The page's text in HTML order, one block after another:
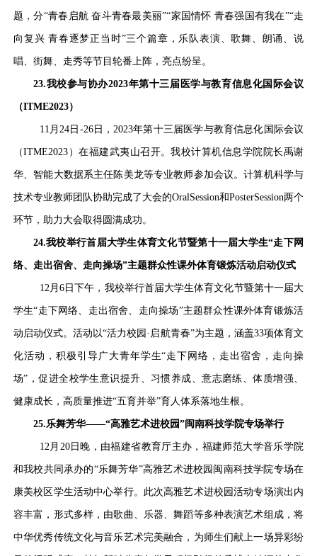
题，分“青春启航 奋斗青春最美丽”“家国情怀 青春强国有我在”“走
向复兴 青春逐梦正当时”三个篇章，乐队表演、歌舞、朗诵、说
唱、街舞、走秀等节目轮番上阵，亮点纷呈。
23.我校参与协办2023年第十三届医学与教育信息化国际会议
（ITME2023）
11月24日-26日，2023年第十三届医学与教育信息化国际会议
（ITME2023）在福建武夷山召开。我校计算机信息学院院长禹谢
华、智能大数据系主任陈美龙等专业教师参加会议。计算机科学与
技术专业教师团队协助完成了大会的OralSession和PosterSession两个
环节，助力大会取得圆满成功。
24.我校举行首届大学生体育文化节暨第十一届大学生“走下网
络、走出宿舍、走向操场”主题群众性课外体育锻炼活动启动仪式
12月6日下午，我校举行首届大学生体育文化节暨第十一届大
学生“走下网络、走出宿舍、走向操场”主题群众性课外体育锻炼活
动启动仪式。活动以“活力校园·启航青春”为主题，涵盖33项体育文
化活动，积极引导广大青年学生“走下网络，走出宿舍，走向操
场”，促进全校学生意识提升、习惯养成、意志磨练、体质增强、
健康成长，高质量推进“五育并举”育人体系落地生根。
25.乐舞芳华——“高雅艺术进校园”闽南科技学院专场举行
12月20日晚，由福建省教育厅主办，福建师范大学音乐学院
和我校共同承办的“乐舞芳华”高雅艺术进校园闽南科技学院专场在
康美校区学生活动中心举行。此次高雅艺术进校园活动专场演出内
容丰富，形式多样，由歌曲、乐器、舞蹈等多种表演艺术组成，将
中华优秀传统文化与音乐艺术完美融合，为师生们献上一场异彩纷